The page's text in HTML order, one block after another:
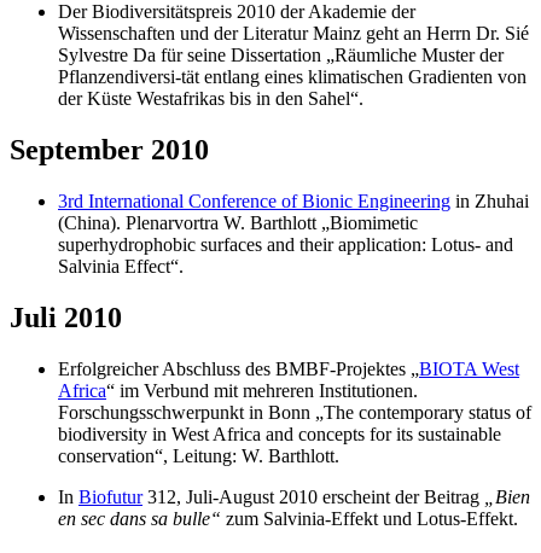
Der Biodiversitätspreis 2010 der Akademie der
Wissenschaften und der Literatur Mainz geht an Herrn Dr. Sié
Sylvestre Da für seine Dissertation „Räumliche Muster der
Pflanzendiversi-tät entlang eines klimatischen Gradienten von
der Küste Westafrikas bis in den Sahel“.
September 2010
3rd International Conference of Bionic Engineering in Zhuhai
(China). Plenarvortra W. Barthlott „Biomimetic
superhydrophobic surfaces and their application: Lotus- and
Salvinia Effect“.
Juli 2010
Erfolgreicher Abschluss des BMBF-Projektes „BIOTA West
Africa“ im Verbund mit mehreren Institutionen.
Forschungsschwerpunkt in Bonn „The contemporary status of
biodiversity in West Africa and concepts for its sustainable
conservation“, Leitung: W. Barthlott.
In Biofutur312, Juli-August 2010 erscheint der Beitrag
„Bien
en sec dans sa bulle“ zum Salvinia-Effekt und Lotus-Effekt.